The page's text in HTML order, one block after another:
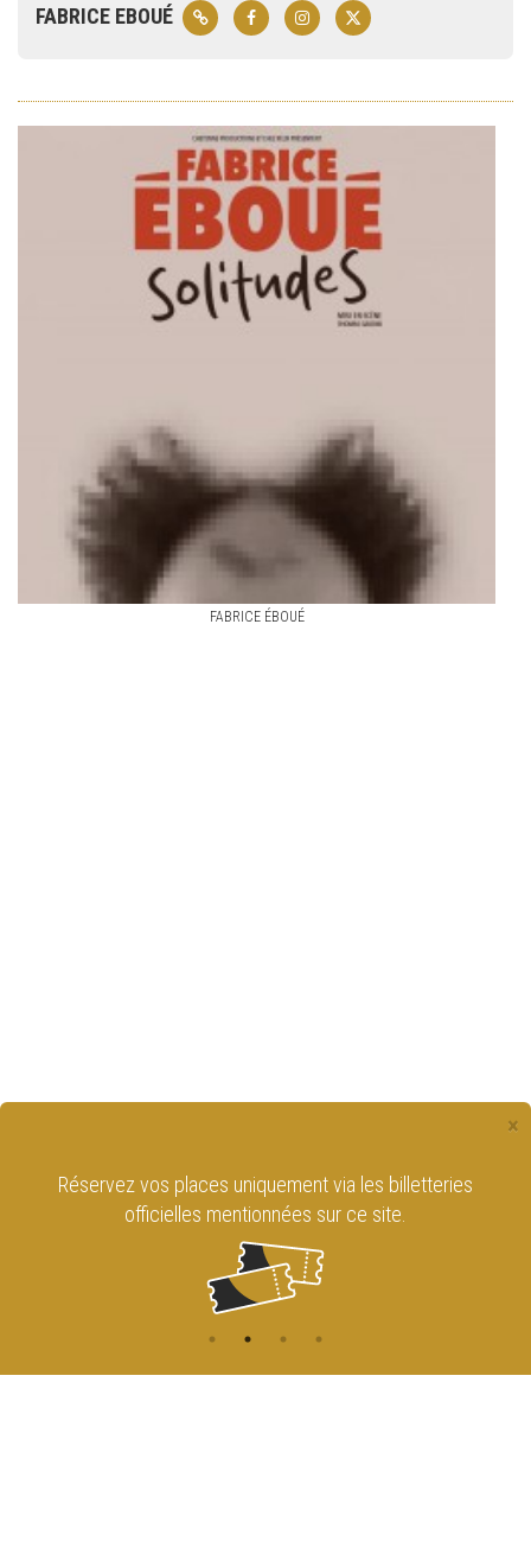
FABRICE EBOUÉ
FABRICE ÉBOUÉ
×
Réservez vos places uniquement via les billetteries
officielles mentionnées sur ce site.